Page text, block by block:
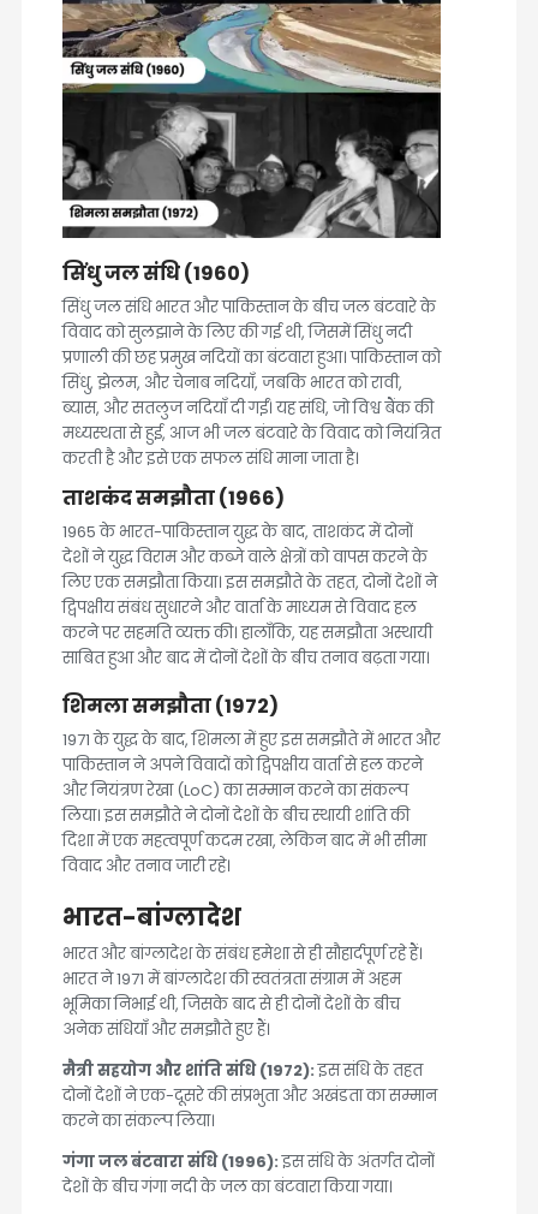
सिंधु जल संधि (1960)
सिंधु जल संधि भारत और पाकिस्तान के बीच जल बंटवारे के
विवाद को सुलझाने के लिए की गई थी, जिसमें सिंधु नदी
प्रणाली की छह प्रमुख नदियों का बंटवारा हुआ। पाकिस्तान को
सिंधु, झेलम, और चेनाब नदियाँ, जबकि भारत को रावी,
ब्यास, और सतलुज नदियाँ दी गईं। यह संधि, जो विश्व बैंक की
मध्यस्थता से हुई, आज भी जल बंटवारे के विवाद को नियंत्रित
करती है और इसे एक सफल संधि माना जाता है।
ताशकंद समझौता (1966)
1965 के भारत-पाकिस्तान युद्ध के बाद, ताशकंद में दोनों
देशों ने युद्ध विराम और कब्जे वाले क्षेत्रों को वापस करने के
लिए एक समझौता किया। इस समझौते के तहत, दोनों देशों ने
द्विपक्षीय संबंध सुधारने और वार्ता के माध्यम से विवाद हल
करने पर सहमति व्यक्त की। हालाँकि, यह समझौता अस्थायी
साबित हुआ और बाद में दोनों देशों के बीच तनाव बढ़ता गया।
शिमला समझौता (1972)
1971 के युद्ध के बाद, शिमला में हुए इस समझौते में भारत और
पाकिस्तान ने अपने विवादों को द्विपक्षीय वार्ता से हल करने
और नियंत्रण रेखा (LoC) का सम्मान करने का संकल्प
लिया। इस समझौते ने दोनों देशों के बीच स्थायी शांति की
दिशा में एक महत्वपूर्ण कदम रखा, लेकिन बाद में भी सीमा
विवाद और तनाव जारी रहे।
भारत-बांग्लादेश
भारत और बांग्लादेश के संबंध हमेशा से ही सौहार्दपूर्ण रहे हैं।
भारत ने 1971 में बांग्लादेश की स्वतंत्रता संग्राम में अहम
भूमिका निभाई थी, जिसके बाद से ही दोनों देशों के बीच
अनेक संधियाँ और समझौते हुए हैं।
मैत्री सहयोग और शांति संधि (1972):इस संधि के तहत
दोनों देशों ने एक-दूसरे की संप्रभुता और अखंडता का सम्मान
करने का संकल्प लिया।
गंगा जल बंटवारा संधि (1996):इस संधि के अंतर्गत दोनों
देशों के बीच गंगा नदी के जल का बंटवारा किया गया।